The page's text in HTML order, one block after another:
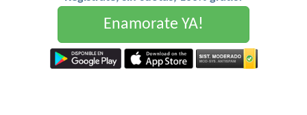
Enamorate YA!